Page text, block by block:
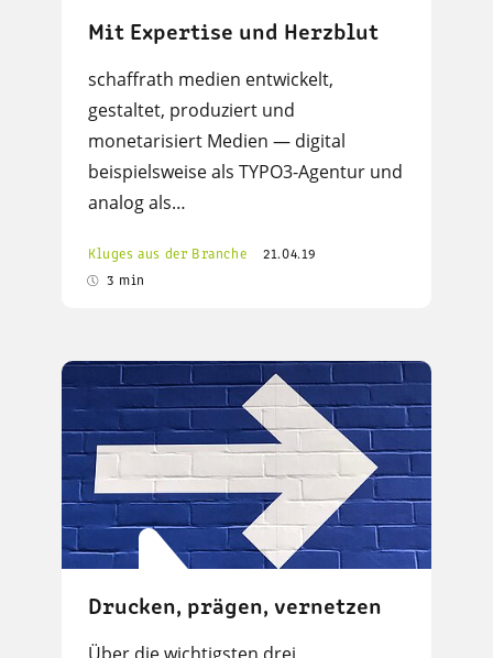
Mit Expertise und Herzblut
schaffrath medien entwickelt,
gestaltet, produziert und
monetarisiert Medien — digital
beispielsweise als TYPO3-Agentur und
analog als…
Kluges aus der Branche
21.04.19
3 min
Drucken, prägen, vernetzen